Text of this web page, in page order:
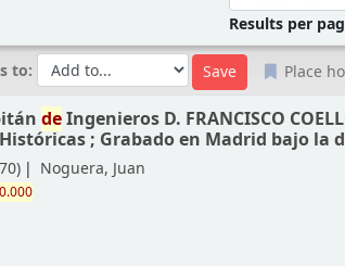
Results per
to: Place
deIngenieros D. FRANCISCO
; Grabado en Madrid bajo la
Noguera, Juan